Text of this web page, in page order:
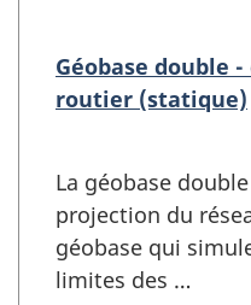
Géobase double
routier (statique)
La géobase
projection du
géobase qui
limites des …